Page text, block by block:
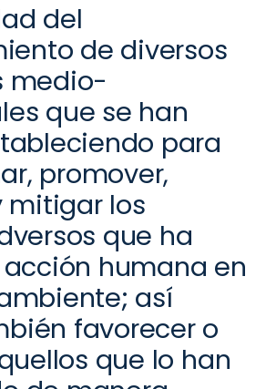
del
de diversos
medio-
que se han
para
promover,
mitigar los
que ha
humana en
así
favorecer o
que lo han